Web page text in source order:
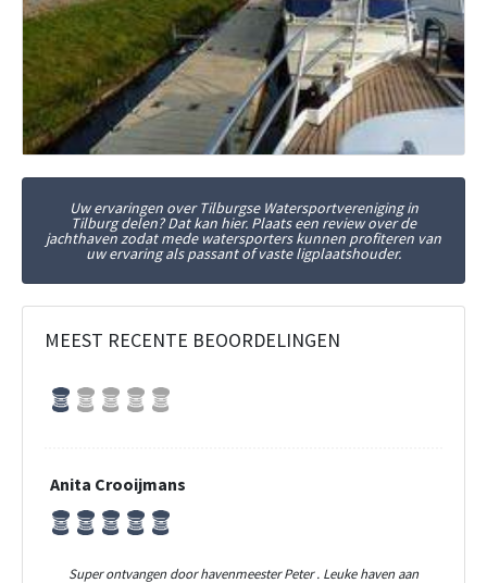
Uw ervaringen over Tilburgse Watersportvereniging in
Tilburg delen? Dat kan hier. Plaats een review over de
jachthaven zodat mede watersporters kunnen profiteren van
uw ervaring als passant of vaste ligplaatshouder.
MEEST RECENTE BEOORDELINGEN
Anita Crooijmans
Super ontvangen door havenmeester Peter . Leuke haven aan